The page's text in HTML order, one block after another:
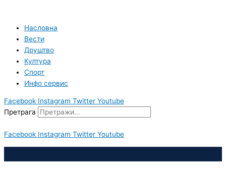
садржајНасловна
Вести
Друштво
Култура
Спорт
Инфо сервис
Facebook Instagram Twitter Youtube
Претрага
Facebook Instagram Twitter Youtube